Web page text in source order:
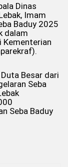
Dinas
Imam
Baduy 2025
dalam
Kementerian
Besar dari
Seba
Seba Baduy